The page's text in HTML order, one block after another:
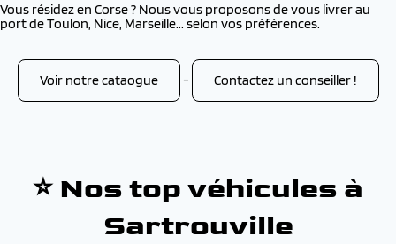
Vous résidez en Corse ? Nous vous proposons de vous livrer au
port de Toulon, Nice, Marseille... selon vos préférences.
Voir notre cataogue - Contactez un conseiller !
⭐ Nos top véhicules à
Sartrouville